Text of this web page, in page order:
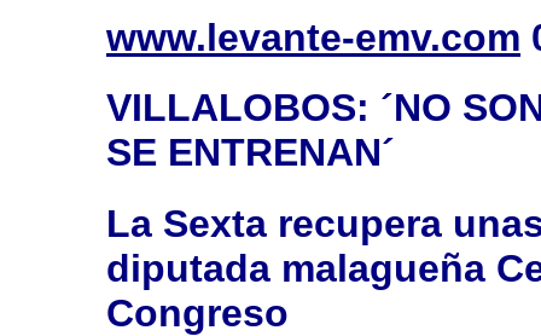
www.levante-emv.com
VILLALOBOS: ´NO
SE ENTRENAN´
La Sexta recupera
diputada malagueña
Congreso